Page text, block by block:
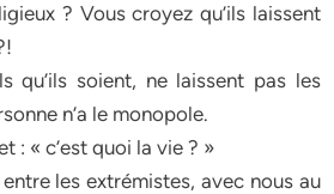
? Vous croyez qu’ils laissent
qu’ils soient, ne laissent pas les
n’a le monopole.
: « c’est quoi la vie ? »
les extrémistes, avec nous au